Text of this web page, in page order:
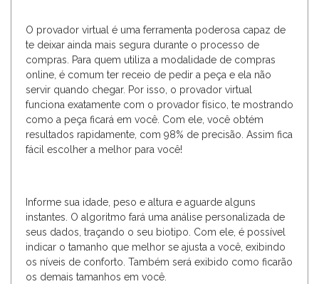
O provador virtual é uma ferramenta poderosa capaz de
te deixar ainda mais segura durante o processo de
compras. Para quem utiliza a modalidade de compras
online, é comum ter receio de pedir a peça e ela não
servir quando chegar. Por isso, o provador virtual
funciona exatamente com o provador físico, te mostrando
como a peça ficará em você. Com ele, você obtém
resultados rapidamente, com 98% de precisão. Assim fica
fácil escolher a melhor para você!
Informe sua idade, peso e altura e aguarde alguns
instantes. O algoritmo fará uma análise personalizada de
seus dados, traçando o seu biotipo. Com ele, é possível
indicar o tamanho que melhor se ajusta a você, exibindo
os níveis de conforto. Também será exibido como ficarão
os demais tamanhos em você.